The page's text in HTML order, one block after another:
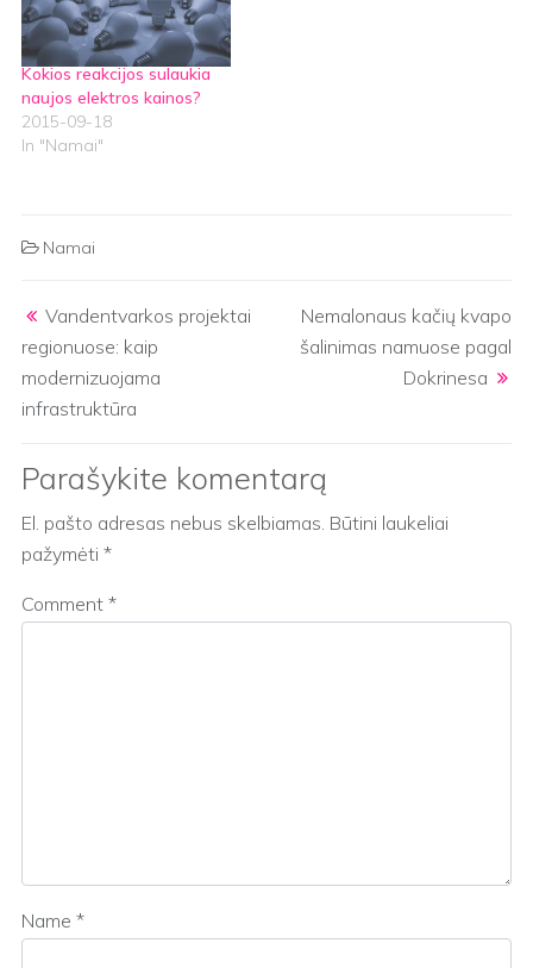
Kokios reakcijos sulaukia
naujos elektros kainos?
2015-09-18
In "Namai"
Namai
Vandentvarkos projektai
regionuose: kaip
modernizuojama
infrastruktūra
Nemalonaus kačių kvapo
šalinimas namuose pagal
Dokrinesa
Parašykite komentarą
El. pašto adresas nebus skelbiamas. Būtini laukeliai
pažymėti *
Comment *
Name *